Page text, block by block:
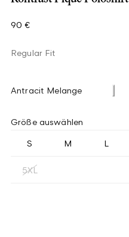
90 €
Regular Fit
Antracit Melange
Größe auswählen
S M L
5XL